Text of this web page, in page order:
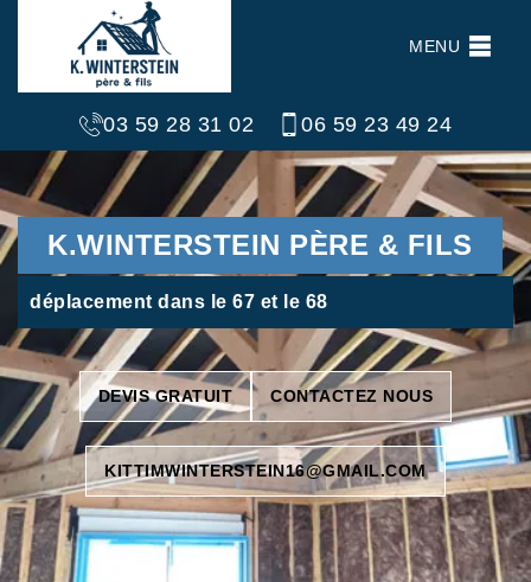
MENU
03 59 28 31 02 06 59 23 49 24
K.WINTERSTEIN PÈRE & FILS
déplacement dans le 67 et le 68
DEVIS GRATUIT CONTACTEZ NOUS
KITTIMWINTERSTEIN16@GMAIL.COM